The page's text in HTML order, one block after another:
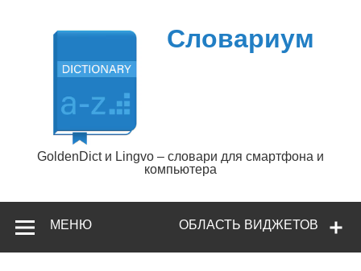
содержимому
Словариум
GoldenDict и Lingvo – словари для смартфона и
компьютера
ОБЛАСТЬ ВИДЖЕТОВ
МЕНЮ